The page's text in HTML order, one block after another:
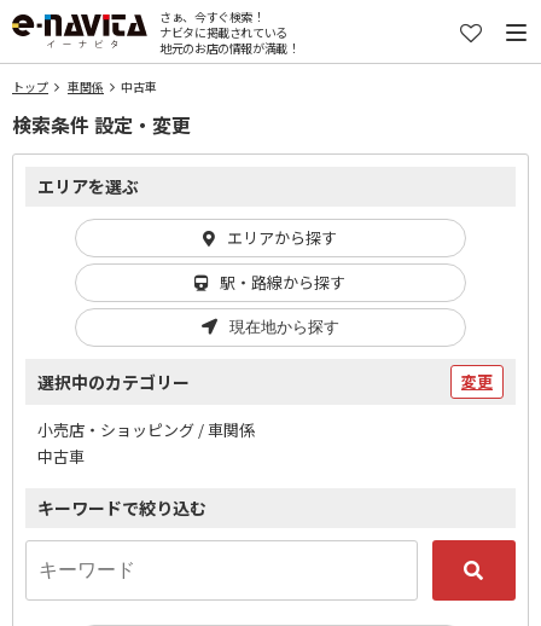
さぁ、今すぐ検索！
ナビタに掲載されている
地元のお店の情報が満載！
トップ 車関係 中古車
検索条件 設定・変更
エリアを選ぶ
エリアから探す
駅・路線から探す
現在地から探す
選択中のカテゴリー 変更
小売店・ショッピング / 車関係
中古車
キーワードで絞り込む